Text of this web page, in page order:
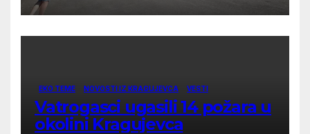
EKO TEME NOVOSTI IZ KRAGUJEVCA VESTI
Vatrogasci ugasili 14 požara u
okolini Kragujevca